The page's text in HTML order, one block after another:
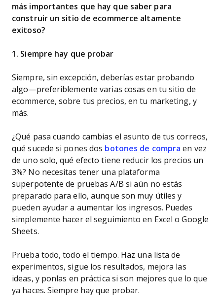
más importantes que hay que saber para
construir un sitio de ecommerce altamente
exitoso?
1. Siempre hay que probar
Siempre, sin excepción, deberías estar probando
algo—preferiblemente varias cosas en tu sitio de
ecommerce, sobre tus precios, en tu marketing, y
más.
¿Qué pasa cuando cambias el asunto de tus correos,
qué sucede si pones dos botones de compra en vez
de uno solo, qué efecto tiene reducir los precios un
3%? No necesitas tener una plataforma
superpotente de pruebas A/B si aún no estás
preparado para ello, aunque son muy útiles y
pueden ayudar a aumentar los ingresos. Puedes
simplemente hacer el seguimiento en Excel o Google
Sheets.
Prueba todo, todo el tiempo. Haz una lista de
experimentos, sigue los resultados, mejora las
ideas, y ponlas en práctica si son mejores que lo que
ya haces. Siempre hay que probar.